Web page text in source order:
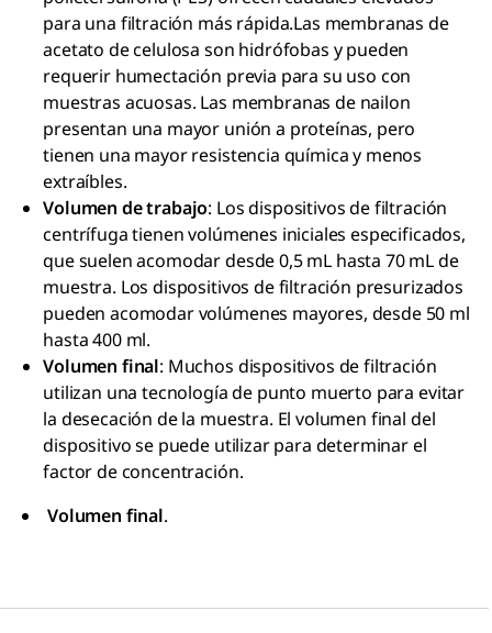
para una filtración más rápida.Las membranas de
acetato de celulosa son hidrófobas y pueden
requerir humectación previa para su uso con
muestras acuosas. Las membranas de nailon
presentan una mayor unión a proteínas, pero
tienen una mayor resistencia química y menos
extraíbles.
Volumen de trabajo: Los dispositivos de filtración
centrífuga tienen volúmenes iniciales especificados,
que suelen acomodar desde 0,5 mL hasta 70 mL de
muestra. Los dispositivos de filtración presurizados
pueden acomodar volúmenes mayores, desde 50 ml
hasta 400 ml.
Volumen final: Muchos dispositivos de filtración
utilizan una tecnología de punto muerto para evitar
la desecación de la muestra. El volumen final del
dispositivo se puede utilizar para determinar el
factor de concentración.
Volumen final.